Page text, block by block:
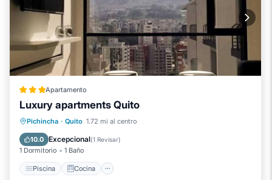
Apartamento
Luxury apartments Quito
Pichincha · Quito 1.72 mi al centro
10.0 Excepcional(1 Revisar)
1 Dormitorio 1 Baño
Piscina Cocina
Piscina Cocina
Internet